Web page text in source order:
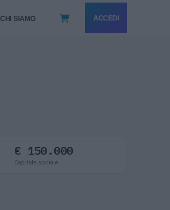
CHI SIAMO ACCEDI
€ 150.000
Capitale sociale